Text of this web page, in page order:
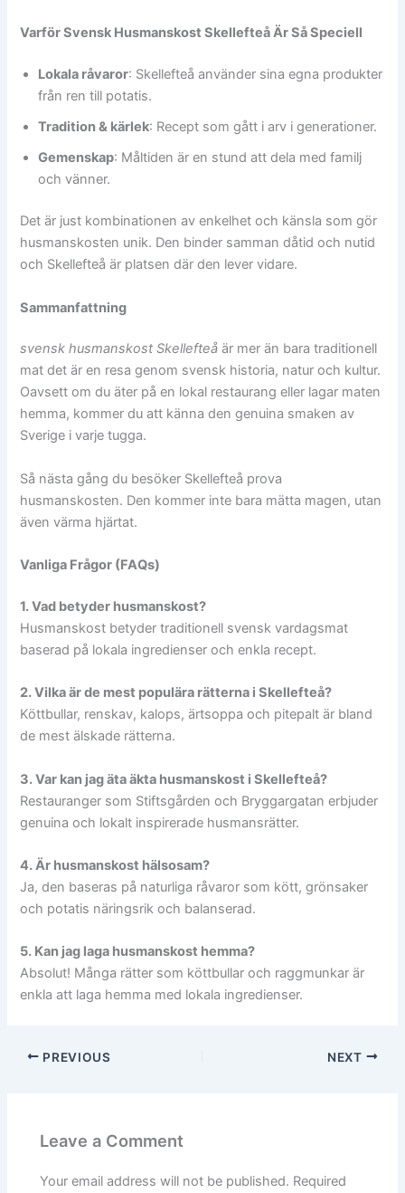
Varför Svensk Husmanskost Skellefteå Är Så Speciell
Lokala råvaror: Skellefteå använder sina egna produkter
från ren till potatis.
Tradition & kärlek: Recept som gått i arv i generationer.
Gemenskap: Måltiden är en stund att dela med familj
och vänner.
Det är just kombinationen av enkelhet och känsla som gör
husmanskosten unik. Den binder samman dåtid och nutid
och Skellefteå är platsen där den lever vidare.
Sammanfattning
svensk husmanskost Skellefteå är mer än bara traditionell
mat det är en resa genom svensk historia, natur och kultur.
Oavsett om du äter på en lokal restaurang eller lagar maten
hemma, kommer du att känna den genuina smaken av
Sverige i varje tugga.
Så nästa gång du besöker Skellefteå prova
husmanskosten. Den kommer inte bara mätta magen, utan
även värma hjärtat.
Vanliga Frågor (FAQs)
1. Vad betyder husmanskost?
Husmanskost betyder traditionell svensk vardagsmat
baserad på lokala ingredienser och enkla recept.
2. Vilka är de mest populära rätterna i Skellefteå?
Köttbullar, renskav, kalops, ärtsoppa och pitepalt är bland
de mest älskade rätterna.
3. Var kan jag äta äkta husmanskost i Skellefteå?
Restauranger som Stiftsgården och Bryggargatan erbjuder
genuina och lokalt inspirerade husmansrätter.
4. Är husmanskost hälsosam?
Ja, den baseras på naturliga råvaror som kött, grönsaker
och potatis näringsrik och balanserad.
5. Kan jag laga husmanskost hemma?
Absolut! Många rätter som köttbullar och raggmunkar är
enkla att laga hemma med lokala ingredienser.
PREVIOUS NEXT
Leave a Comment
Your email address will not be published. Required